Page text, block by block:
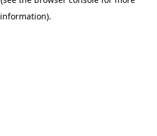
information).